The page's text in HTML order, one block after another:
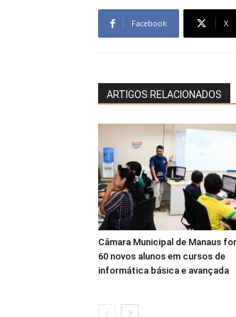
Facebook X
ARTIGOS RELACIONADOS
Câmara Municipal de Manaus
60 novos alunos em cursos de
informática básica e avançada